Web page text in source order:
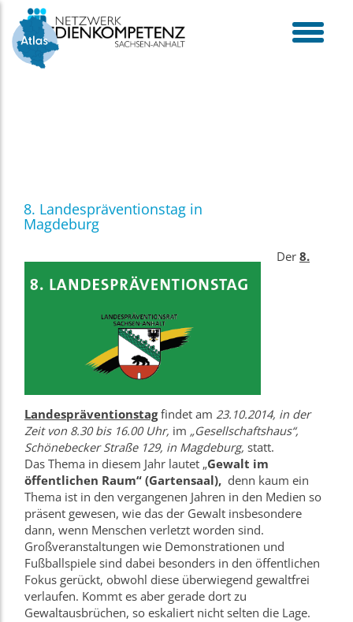
toggle
menu
Skip
content
8. Landespräventionstag in
Magdeburg
Der 8.
Landespräventionstagfindet am 23.10.2014, in der
Zeit von 8.30 bis 16.00 Uhr, im „Gesellschaftshaus“,
Schönebecker Straße 129, in Magdeburg, statt.
Das Thema in diesem Jahr lautet „Gewalt im
öffentlichen Raum“ (Gartensaal), denn kaum ein
Thema ist in den vergangenen Jahren in den Medien so
präsent gewesen, wie das der Gewalt insbesondere
dann, wenn Menschen verletzt worden sind.
Großveranstaltungen wie Demonstrationen und
Fußballspiele sind dabei besonders in den öffentlichen
Fokus gerückt, obwohl diese überwiegend gewaltfrei
verlaufen. Kommt es aber gerade dort zu
Gewaltausbrüchen, so eskaliert nicht selten die Lage.